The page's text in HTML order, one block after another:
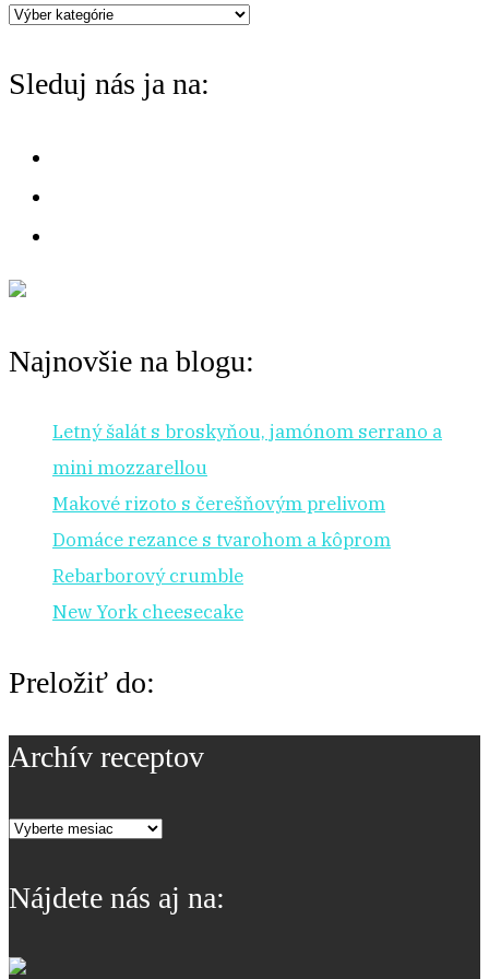
Máte
na:
Sleduj nás ja na:
Najnovšie na blogu:
Letný šalát s broskyňou, jamónom serrano a
mini mozzarellou
Makové rizoto s čerešňovým prelivom
Domáce rezance s tvarohom a kôprom
Rebarborový crumble
New York cheesecake
Preložiť do:
Archív receptov
Archív
Nájdete nás aj na: